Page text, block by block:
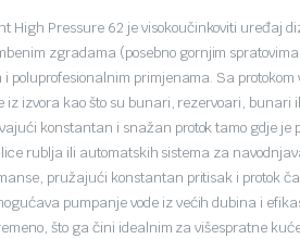
High Pressure 62 je visokoučinkoviti uređaj
zgradama (posebno gornjim
poluprofesionalnim primjenama. Sa protokom
iz izvora kao što su bunari, rezervoari, bunari
konstantan i snažan protok tamo gdje je
rublja ili automatskih sistema za
pružajući konstantan pritisak i protok
pumpanje vode iz većih dubina i
što ga čini idealnim za višespratne